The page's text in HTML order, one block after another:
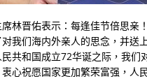
林晋佑表示：每逢佳节倍思
我们海内外亲人的思念，并送
共和国成立72华诞之际，我
心祝愿国家更加繁荣富强，